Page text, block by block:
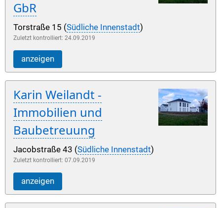
GbR
Torstraße 15 (Südliche Innenstadt)
Zuletzt kontrolliert: 24.09.2019
anzeigen
Karin Weilandt -
Immobilien und
Baubetreuung
Jacobstraße 43 (Südliche Innenstadt)
Zuletzt kontrolliert: 07.09.2019
anzeigen